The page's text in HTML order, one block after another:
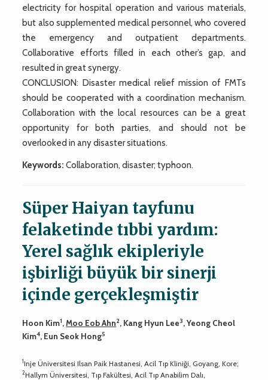
electricity for hospital operation and various materials,
but also supplemented medical personnel, who covered
the emergency and outpatient departments.
Collaborative efforts filled in each other’s gap, and
resulted in great synergy.
CONCLUSION: Disaster medical relief mission of FMTs
should be cooperated with a coordination mechanism.
Collaboration with the local resources can be a great
opportunity for both parties, and should not be
overlooked in any disaster situations.
Keywords: Collaboration, disaster; typhoon.
Süper Haiyan tayfunu
felaketinde tıbbi yardım:
Yerel sağlık ekipleriyle
işbirliği büyük bir sinerji
içinde gerçekleşmiştir
Hoon Kim1,Moo Eob Ahn2, Kang Hyun Lee3, Yeong Cheol
Kim4, Eun Seok Hong5
1Inje Üniversitesi Ilsan Paik Hastanesi, Acil Tıp Kliniği, Goyang, Kore;
2Hallym Üniversitesi, Tıp Fakültesi, Acil Tıp Anabilim Dalı,